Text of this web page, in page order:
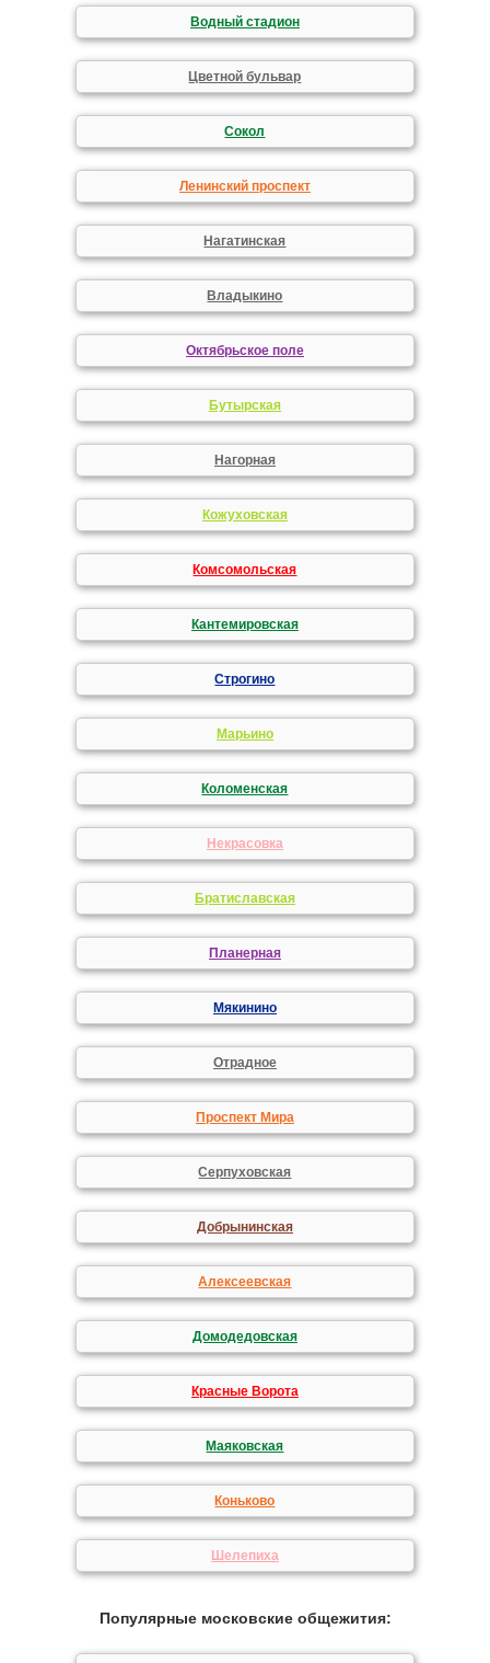
Водный стадион
Цветной бульвар
Сокол
Ленинский проспект
Нагатинская
Владыкино
Октябрьское поле
Бутырская
Нагорная
Кожуховская
Комсомольская
Кантемировская
Строгино
Марьино
Коломенская
Некрасовка
Братиславская
Планерная
Мякинино
Отрадное
Проспект Мира
Серпуховская
Добрынинская
Алексеевская
Домодедовская
Красные Ворота
Маяковская
Коньково
Шелепиха
Популярные московские общежития: